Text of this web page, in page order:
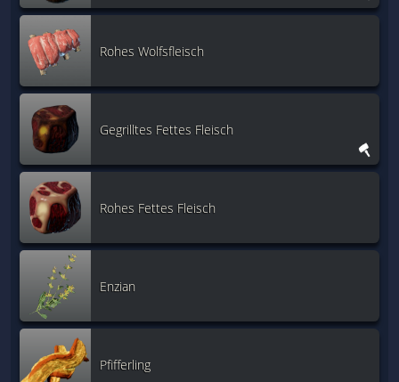
Rohes Wolfsfleisch
Gegrilltes Fettes Fleisch
Rohes Fettes Fleisch
Enzian
Pfifferling